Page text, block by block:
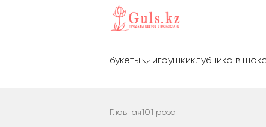
букеты игрушкиклубника в
Главная101 роза